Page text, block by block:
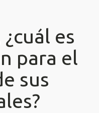
es
para el
sus